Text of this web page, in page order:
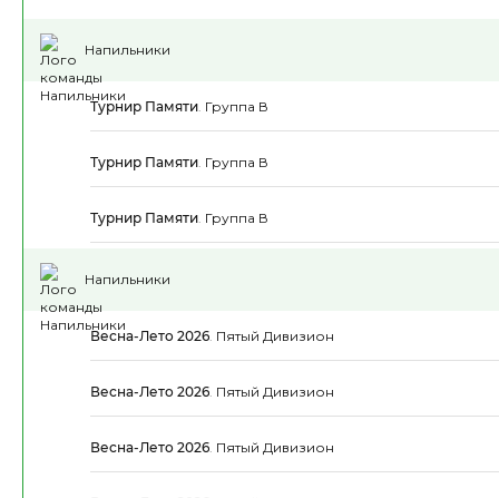
Напильники
Турнир Памяти. Группа В
Турнир Памяти. Группа В
Турнир Памяти. Группа В
Напильники
Весна-Лето 2026. Пятый Дивизион
Весна-Лето 2026. Пятый Дивизион
Весна-Лето 2026. Пятый Дивизион